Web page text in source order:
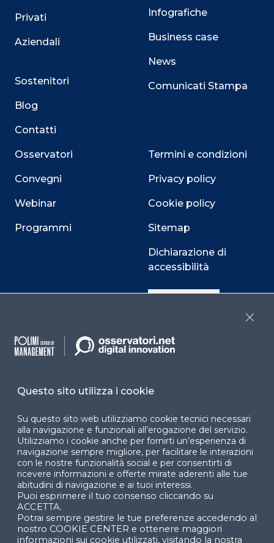
Privati
Aziendali
Sostenitori
Blog
Contatti
Osservatori
Convegni
Webinar
Programmi
Infografiche
Business case
News
Comunicati Stampa
Termini e condizioni
Privacy policy
Cookie policy
Sitemap
Dichiarazione di
accessibilità
Cookie Center
Facebook LinkedIn
© 2024 Copyright © Politecnico di Milano Dipartimento
di Ingegneria Gestionale
Questo sito utilizza i cookie
Su questo sito web utilizziamo cookie tecnici necessari
alla navigazione e funzionali all’erogazione del servizio.
Utilizziamo i cookie anche per fornirti un’esperienza di
navigazione sempre migliore, per facilitare le interazioni
con le nostre funzionalità social e per consentirti di
ricevere informazioni e offerte mirate aderenti alle tue
abitudini di navigazione e ai tuoi interessi.
Puoi esprimere il tuo consenso cliccando su
ACCETTA.
Potrai sempre gestire le tue preferenze accedendo al
nostro COOKIE CENTER e ottenere maggiori
informazioni sui cookie utilizzati, visitando la nostra